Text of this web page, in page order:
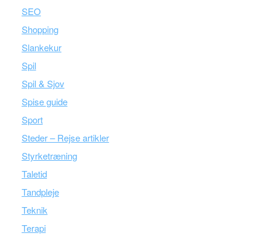
SEO
Shopping
Slankekur
Spil
Spil & Sjov
Spise guide
Sport
Steder – Rejse artikler
Styrketræning
Taletid
Tandpleje
Teknik
Terapi